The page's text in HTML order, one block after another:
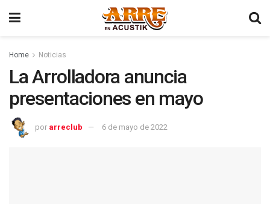
Home Noticias
La Arrolladora anuncia
presentaciones en mayo
por arreclub 6 de mayo de 2022